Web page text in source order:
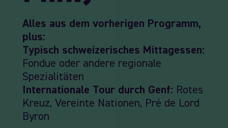
Alles aus dem vorherigen Programm,
plus:
Typisch schweizerisches Mittagessen:
Fondue oder andere regionale
Spezialitäten
Internationale Tour durch Genf: Rotes
Kreuz, Vereinte Nationen, Pré de Lord
Byron